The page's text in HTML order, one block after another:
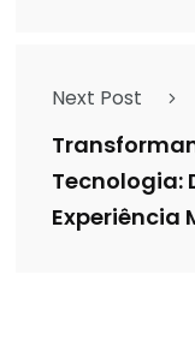
Next Post
Tecnologia:
Experiência